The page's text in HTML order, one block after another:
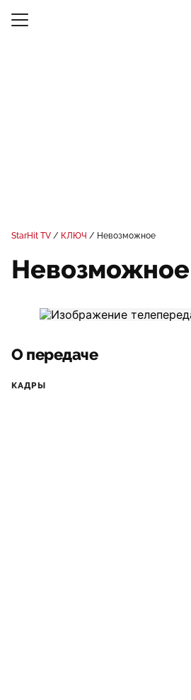
StarHit TV КЛЮЧ Невозможное
Невозможное
О передаче
КАДРЫ